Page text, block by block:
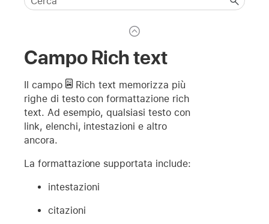
Campo Rich text
Il campo Rich text memorizza più
righe di testo con formattazione rich
text. Ad esempio, qualsiasi testo con
link, elenchi, intestazioni e altro
ancora.
La formattazione supportata include:
intestazioni
citazioni